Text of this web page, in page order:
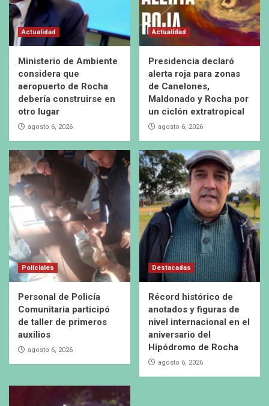
Actualidad
Ministerio de Ambiente
considera que
aeropuerto de Rocha
debería construirse en
otro lugar
agosto 6, 2026
Actualidad
Presidencia declaró
alerta roja para zonas
de Canelones,
Maldonado y Rocha por
un ciclón extratropical
agosto 6, 2026
Policiales
Personal de Policía
Comunitaria participó
de taller de primeros
auxilios
agosto 6, 2026
Destacadas
Récord histórico de
anotados y figuras de
nivel internacional en el
aniversario del
Hipódromo de Rocha
agosto 6, 2026